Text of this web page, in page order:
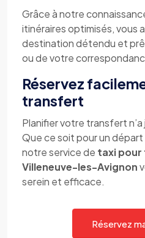
Grâce à notre
itinéraires optimisés, vous
destination détendu et
ou de votre
Réservez
transfert
Planifier votre transfert n’a
Que ce soit pour un
notre service de taxi
Villeneuve-les-Avignon
serein et efficace.
Réservez